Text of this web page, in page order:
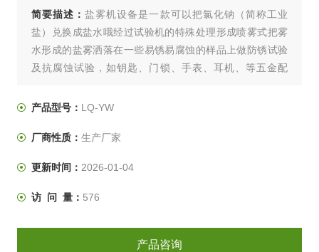
简要描述：盐雾机设备是一款可以把氯化钠（简称工业
盐）兑换成盐水哦经过试验机的特殊处理形成喷雾式把雾
水形成的盐雾洒落在一些易锈易腐蚀的样品上做防锈试验
及抗腐蚀试验，如钥匙、门锁、手表、耳机、等五金配
极处理、等耐蚀之产品测试。是工业行业常用到的一款试
产品型号： LQ-YW
厂商性质： 生产厂家
更新时间： 2026-01-04
访 问 量： 576
产品咨询